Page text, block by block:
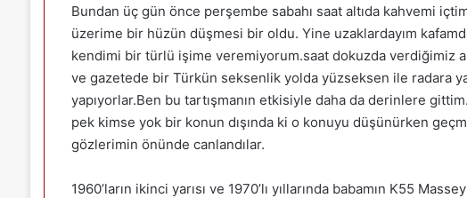
Bundan üç gün önce perşembe sabahı saat altıda kahvemi
üzerime bir hüzün düşmesi bir oldu. Yine uzaklardayım
kendimi bir türlü işime veremiyorum.saat dokuzda verdiğimiz
ve gazetede bir Türkün seksenlik yolda yüzseksen ile radara
yapıyorlar.Ben bu tartışmanın etkisiyle daha da derinlere
pek kimse yok bir konun dışında ki o konuyu düşünürken
gözlerimin önünde canlandılar.
1960’ların ikinci yarısı ve 1970’lı yıllarında babamın K55